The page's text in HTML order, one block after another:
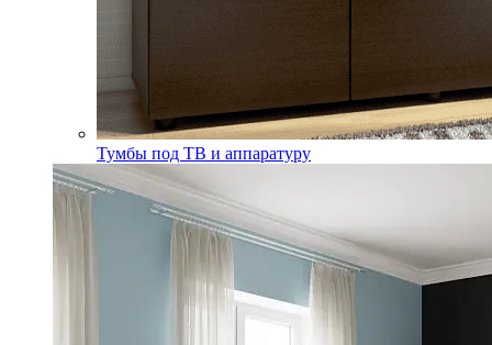
Тумбы под ТВ и аппаратуру